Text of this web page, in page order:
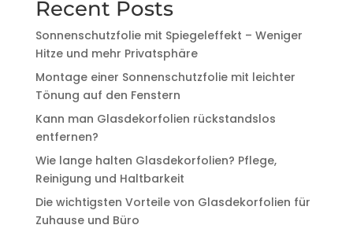
Recent Posts
Sonnenschutzfolie mit Spiegeleffekt – Weniger
Hitze und mehr Privatsphäre
Montage einer Sonnenschutzfolie mit leichter
Tönung auf den Fenstern
Kann man Glasdekorfolien rückstandslos
entfernen?
Wie lange halten Glasdekorfolien? Pflege,
Reinigung und Haltbarkeit
Die wichtigsten Vorteile von Glasdekorfolien für
Zuhause und Büro